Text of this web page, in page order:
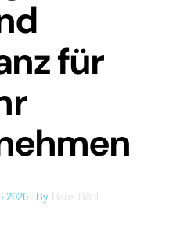
für
By Hans Böhl